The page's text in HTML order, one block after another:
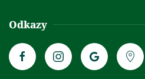
Odkazy